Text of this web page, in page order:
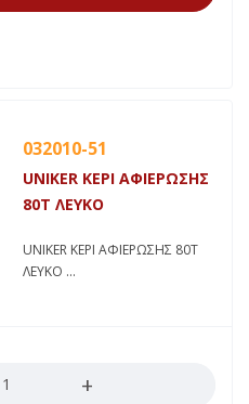
032010-51
UNIKER ΚΕΡΙ ΑΦΙΕΡΩΣΗΣ
80Τ ΛΕΥΚΟ
UNIKER ΚΕΡΙ ΑΦΙΕΡΩΣΗΣ 80Τ
ΛΕΥΚΟ